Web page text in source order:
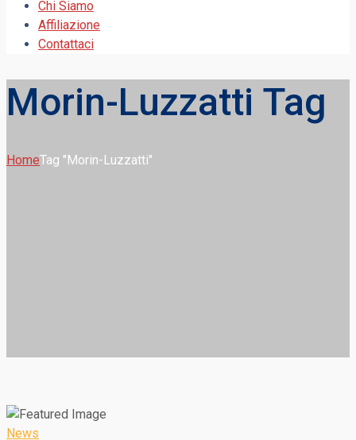
Chi Siamo
Affiliazione
Contattaci
Morin-Luzzatti Tag
HomeTag "Morin-Luzzatti"
News